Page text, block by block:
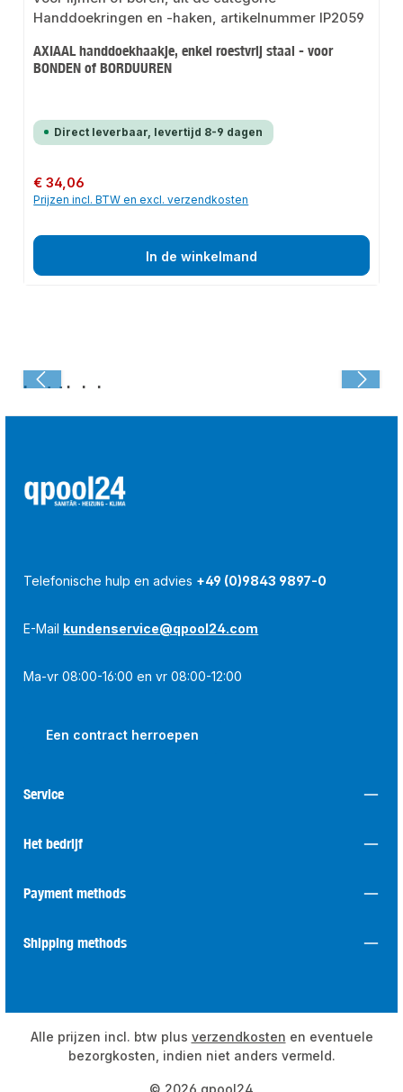
AXIAAL handdoekhaakje, enkel roestvrij staal - voor
BONDEN of BORDUUREN
Direct leverbaar, levertijd 8-9 dagen
Normale prijs:
€ 34,06
Prijzen incl. BTW en excl. verzendkosten
In de winkelmand
Laatst bekeken:
Telefonische hulp en advies +49 (0)9843 9897-0
E-Mail kundenservice@qpool24.com
Ma-vr 08:00-16:00 en vr 08:00-12:00
Een contract herroepen
Service
Het bedrijf
Payment methods
Shipping methods
© 2026 qpool24
Alle prijzen incl. btw plus verzendkosten en eventuele
bezorgkosten, indien niet anders vermeld.